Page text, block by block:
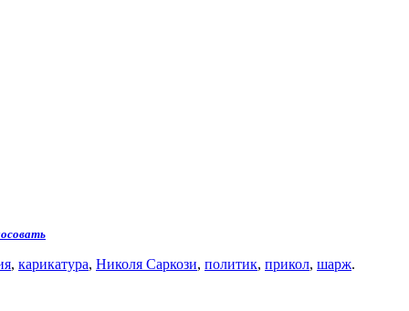
, карикатура, Николя Саркози, политик, прикол, шарж.